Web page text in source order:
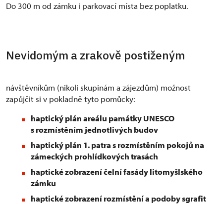
Do 300 m od zámku i parkovací místa bez poplatku.
Nevidomým a zrakově postiženým
návštěvníkům (nikoli skupinám a zájezdům) možnost
zapůjčit si v pokladně tyto pomůcky:
haptický plán areálu památky UNESCO
s rozmístěním jednotlivých budov
haptický plán 1. patra s rozmístěním pokojů na
zámeckých prohlídkových trasách
haptické zobrazení čelní fasády litomyšlského
zámku
haptické zobrazení rozmístění a podoby sgrafit